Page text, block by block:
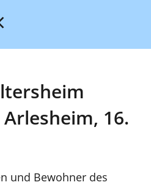
16.
und Bewohner des